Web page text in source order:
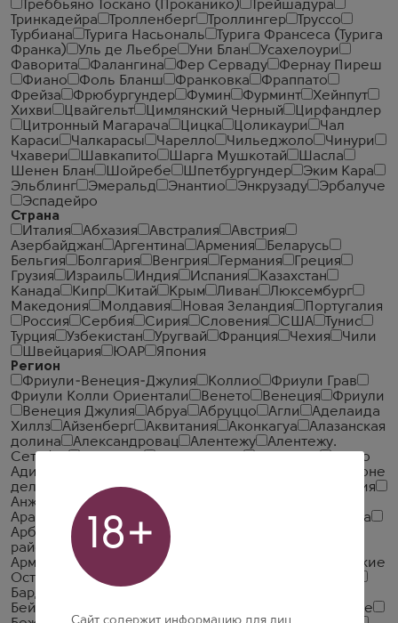
Треббьяно Тоскано (Проканико)
Трейшадура
Тринкадейра
Тролленберг Троллингер
Труссо
Турбиана
Турига Насьональ
Турига Франсеса (Турига
Франка)
Уль де Льебре Уни Блан
Усахелоури
Фаворита
Фалангина Фер Серваду
Фернау Пиреш
Фиано
Фоль Бланш Франковка
Фраппато
Фрейза
Фрюбургундер Фумин Фурминт
Хейнпут
Хихви
Цвайгельт Цимлянский Черный
Цирфандлер
Цитронный Магарача
Цицка Цоликаури
Чал
Караси
Чалкарасы Чарелло Чильеджоло
Чинури
Чхавери
Шавкапито Шарга Мушкотай
Шасла
Шенен Блан
Шойребе Шпетбургундер
Эким Кара
Эльблинг
Эмеральд Энантио Энкрузаду
Эрбалуче
Эспадейро
Страна
Италия
Абхазия Австралия
Австрия
Азербайджан
Аргентина Армения
Беларусь
Бельгия
Болгария Венгрия Германия
Греция
Грузия
Израиль Индия Испания
Казахстан
Канада
Кипр Китай Крым Ливан
Люксембург
Македония
Молдавия Новая Зеландия
Португалия
Россия
Сербия Сирия Словения США
Тунис
Турция
Узбекистан Уругвай Франция Чехия
Чили
Швейцария
ЮАР
Япония
Регион
Фриули-Венеция-Джулия
Коллио
Фриули Грав
Фриули Колли Ориентали
Венето Венеция
Фриули
Венеция Джулия
Абруа Абруццо Агли
Аделаида
Хиллз
Айзенберг Аквитания Аконкагуа
Алазанская
долина
Александровац Алентежу
Алентежу.
Сетубал
Альто
Адидже
Амароне
делла Вальполичелла
Андалусия
Анжу-Сомюр
Антр-де-Мер
Арагацотнская область
Араратская Долина
Арбуа
Арбуа-Пюпилен
район
Арманьяк Асти
Арманьяк
Базиликата
Балеарские
Острова
Бандоль Барбареско
Бардолино
Бейраш
Божоле
18+
Сайт содержит информацию для лиц